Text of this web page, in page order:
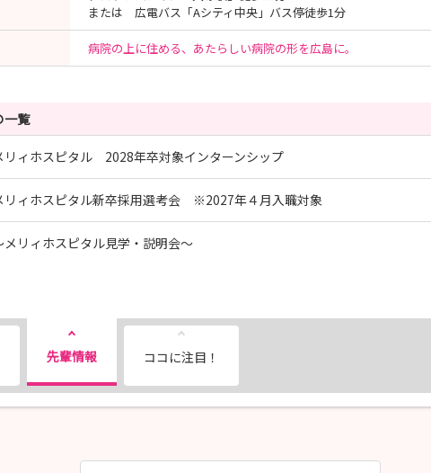
または 広電バス「Aシティ中央」バス停徒歩1分
病院の上に住める、あたらしい病院の形を広島に。
一覧
リィホスピタル 2028年卒対象インターンシップ
リィホスピタル新卒採用選考会 ※2027年４月入職対象
メリィホスピタル見学・説明会～
先輩情報 ココに注目！